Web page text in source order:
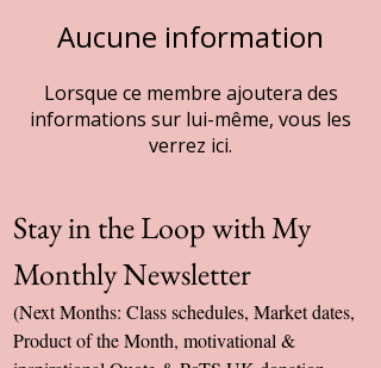
Aucune information
Lorsque ce membre ajoutera des
informations sur lui-même, vous les
verrez ici.
Stay in the Loop with My
Monthly Newsletter
(Next Months: Class schedules, Market dates,
Product of the Month, motivational &